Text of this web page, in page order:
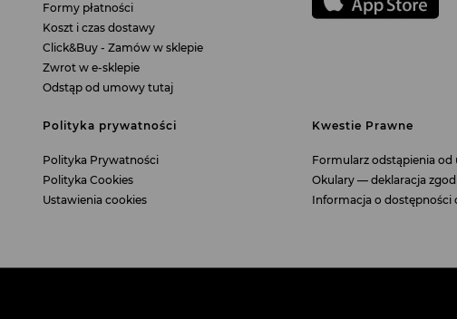
Formy płatności
Koszt i czas dostawy
Click&Buy - Zamów w sklepie
Zwrot w e-sklepie
Odstąp od umowy tutaj
Polityka prywatności
Polityka Prywatności
Polityka Cookies
Ustawienia cookies
Kwestie Prawne
Formularz odstąpienia
Okulary — deklaracja
Informacja o dostępności